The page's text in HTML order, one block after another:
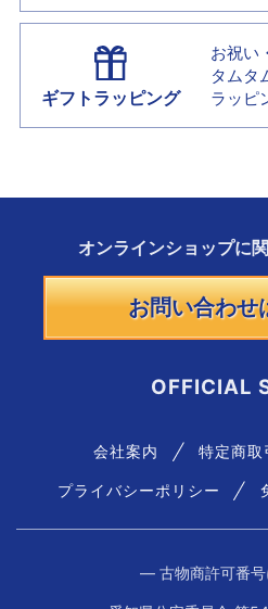
ギフトラッピング
お祝い
タムタ
ラッピ
オンラインショップに
お問い合わせ
OFFICIAL
会社案内 特定商取
プライバシーポリシー
― 古物商許可番